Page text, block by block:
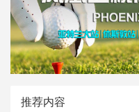
推荐内容